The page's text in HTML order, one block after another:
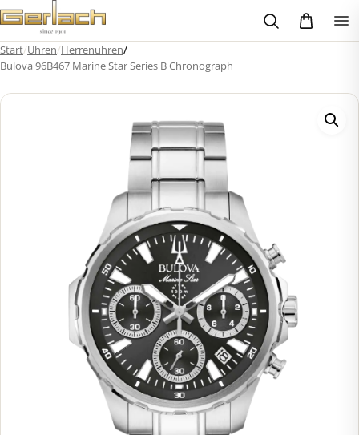
Zum
Inhalt
springen
Start/Uhren/Herrenuhren/
Bulova 96B467 Marine Star Series B Chronograph